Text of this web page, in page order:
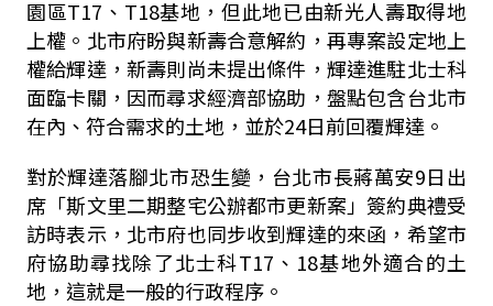
園區T17、T18基地，但此地已由新光人壽取得地
上權。北市府盼與新壽合意解約，再專案設定地上
權給輝達，新壽則尚未提出條件，輝達進駐北士科
面臨卡關，因而尋求經濟部協助，盤點包含台北市
在內、符合需求的土地，並於24日前回覆輝達。
對於輝達落腳北市恐生變，台北市長蔣萬安9日出
席「斯文里二期整宅公辦都市更新案」簽約典禮受
訪時表示，北市府也同步收到輝達的來函，希望市
府協助尋找除了北士科T17、18基地外適合的土
地，這就是一般的行政程序。